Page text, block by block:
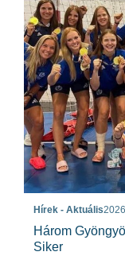
Hírek - Aktuális
Három
Siker